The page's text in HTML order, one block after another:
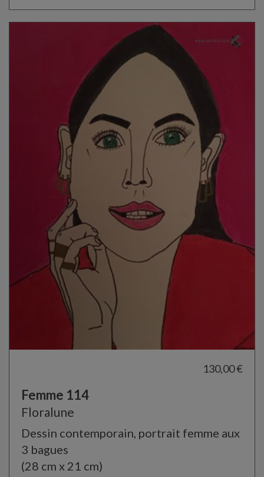
130,00 €
Femme 114
Floralune
Dessin contemporain, portrait femme aux
3 bagues
(28 cm x 21 cm)